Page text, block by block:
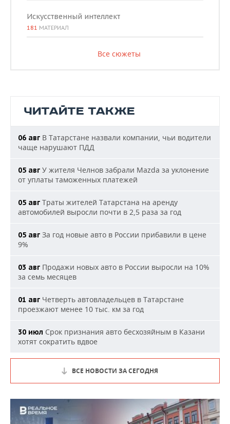
Искусственный интеллект
181 МАТЕРИАЛ
Все сюжеты
ЧИТАЙТЕ ТАКЖЕ
06 авг В Татарстане назвали компании, чьи водители
чаще нарушают ПДД
05 авг У жителя Челнов забрали Mazda за уклонение
от уплаты таможенных платежей
05 авг Траты жителей Татарстана на аренду
автомобилей выросли почти в 2,5 раза за год
05 авг За год новые авто в России прибавили в цене
9%
03 авг Продажи новых авто в России выросли на 10%
за семь месяцев
01 авг Четверть автовладельцев в Татарстане
проезжают менее 10 тыс. км за год
30 июл Срок признания авто бесхозяйным в Казани
хотят сократить вдвое
ВСЕ НОВОСТИ ЗА СЕГОДНЯ